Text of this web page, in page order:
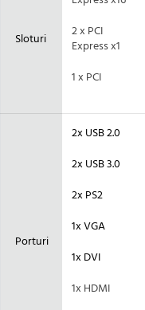
Sloturi
2 x PCI
Express x1
1 x PCI
Porturi
2x USB 2.0
2x USB 3.0
2x PS2
1x VGA
1x DVI
1x HDMI